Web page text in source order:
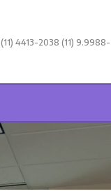
(11) 4413-2038 (11)